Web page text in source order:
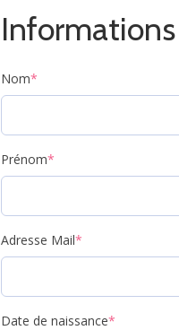
Nom*
Prénom*
Adresse Mail*
Date de naissance*